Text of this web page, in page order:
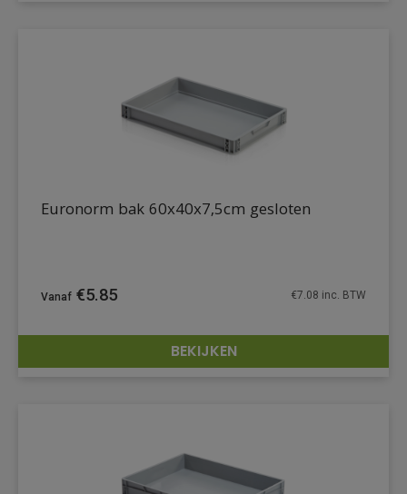
DETAILS
Euronorm bak 60x40x7,5cm gesloten
€5.85 €7.08 inc. BTW
BEKIJKEN